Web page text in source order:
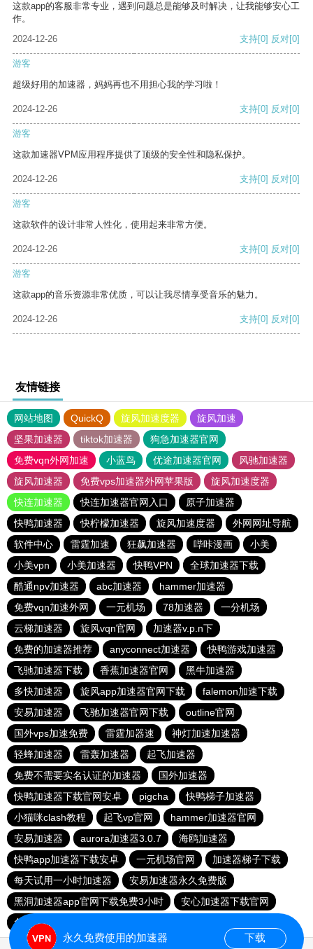
这款app的客服非常专业，遇到问题总是能够及时解决，让我能够安心工
作。
2024-12-26
支持[0] 反对[0]
游客
超级好用的加速器，妈妈再也不用担心我的学习啦！
2024-12-26 支持[0] 反对[0]
游客
这款加速器VPM应用程序提供了顶级的安全性和隐私保护。
2024-12-26 支持[0] 反对[0]
游客
这款软件的设计非常人性化，使用起来非常方便。
2024-12-26 支持[0] 反对[0]
游客
这款app的音乐资源非常优质，可以让我尽情享受音乐的魅力。
2024-12-26 支持[0] 反对[0]
友情链接
网站地图 QuickQ 旋风加速度器
旋风加速
坚果加速器
tiktok加速器
狗急加速器官网
免费vqn外网加速
小蓝鸟 优途加速器官网
风驰加速器
旋风加速器
免费vps加速器外网苹果版
旋风加速度器
快连加速器
快连加速器官网入口
原子加速器
快鸭加速器
快柠檬加速器 旋风加速度器
外网网址导航
软件中心
雷霆加速 狂飙加速器 哔咔漫画
小美
小美vpn
小美加速器 快鸭VPN
全球加速器下载
酷通npv加速器
abc加速器
hammer加速器
免费vqn加速外网
一元机场 78加速器
一分机场
云梯加速器
旋风vqn官网
加速器v.p.n下
免费的加速器推荐
anyconnect加速器
快鸭游戏加速器
飞驰加速器下载
香蕉加速器官网
黑牛加速器
多快加速器
旋风app加速器官网下载
falemon加速下载
安易加速器
飞驰加速器官网下载
outline官网
国外vps加速免费
雷霆加器速
神灯加速加速器
轻蜂加速器
雷轰加速器
起飞加速器
免费不需要实名认证的加速器
国外加速器
快鸭加速器下载官网安卓
pigcha
快鸭梯子加速器
小猫咪clash教程
起飞vp官网
hammer加速器官网
安易加速器
aurora加速器3.0.7
海鸥加速器
快鸭app加速器下载安卓
一元机场官网
加速器梯子下载
每天试用一小时加速器
安易加速器永久免费版
黑洞加速器app官网下载免费3小时
安心加速器下载官网
免费加速器大全
永久免费使用的加速器 下载